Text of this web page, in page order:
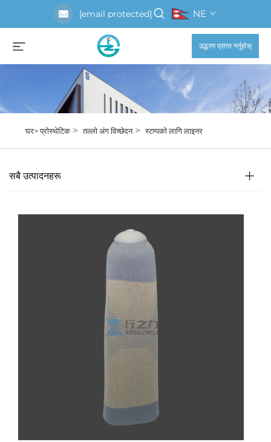
[email protected] NE
उद्धरण प्राप्त गर्नुहोस्
घर>प्रोस्थेटिक>तल्लो अंग विच्छेदन>स्टम्पको लागि लाइनर
सबै उत्पादनहरू